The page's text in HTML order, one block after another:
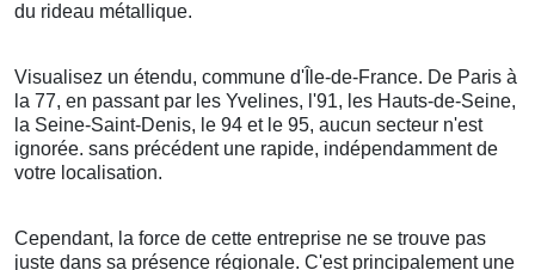
du rideau métallique.
Visualisez un étendu, commune d'Île-de-France. De Paris à
la 77, en passant par les Yvelines, l'91, les Hauts-de-Seine,
la Seine-Saint-Denis, le 94 et le 95, aucun secteur n'est
ignorée. sans précédent une rapide, indépendamment de
votre localisation.
Cependant, la force de cette entreprise ne se trouve pas
juste dans sa présence régionale. C'est principalement une